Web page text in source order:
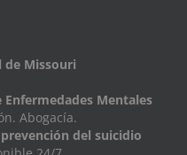
de Missouri
Mentales
Abogacía.
del suicidio